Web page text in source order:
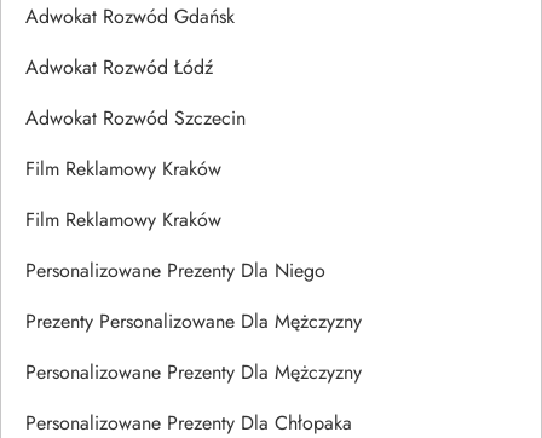
Adwokat Rozwód Gdańsk
Adwokat Rozwód Łódź
Adwokat Rozwód Szczecin
Film Reklamowy Kraków
Film Reklamowy Kraków
Personalizowane Prezenty Dla Niego
Prezenty Personalizowane Dla Mężczyzny
Personalizowane Prezenty Dla Mężczyzny
Personalizowane Prezenty Dla Chłopaka